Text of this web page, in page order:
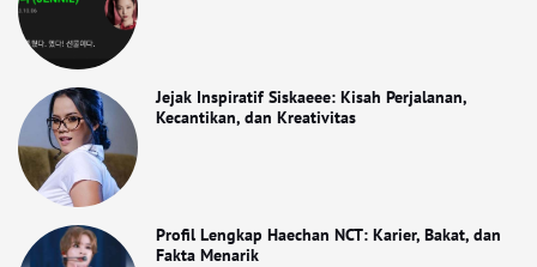
Jejak Inspiratif Siskaeee: Kisah Perjalanan,
Kecantikan, dan Kreativitas
Profil Lengkap Haechan NCT: Karier, Bakat, dan
Fakta Menarik